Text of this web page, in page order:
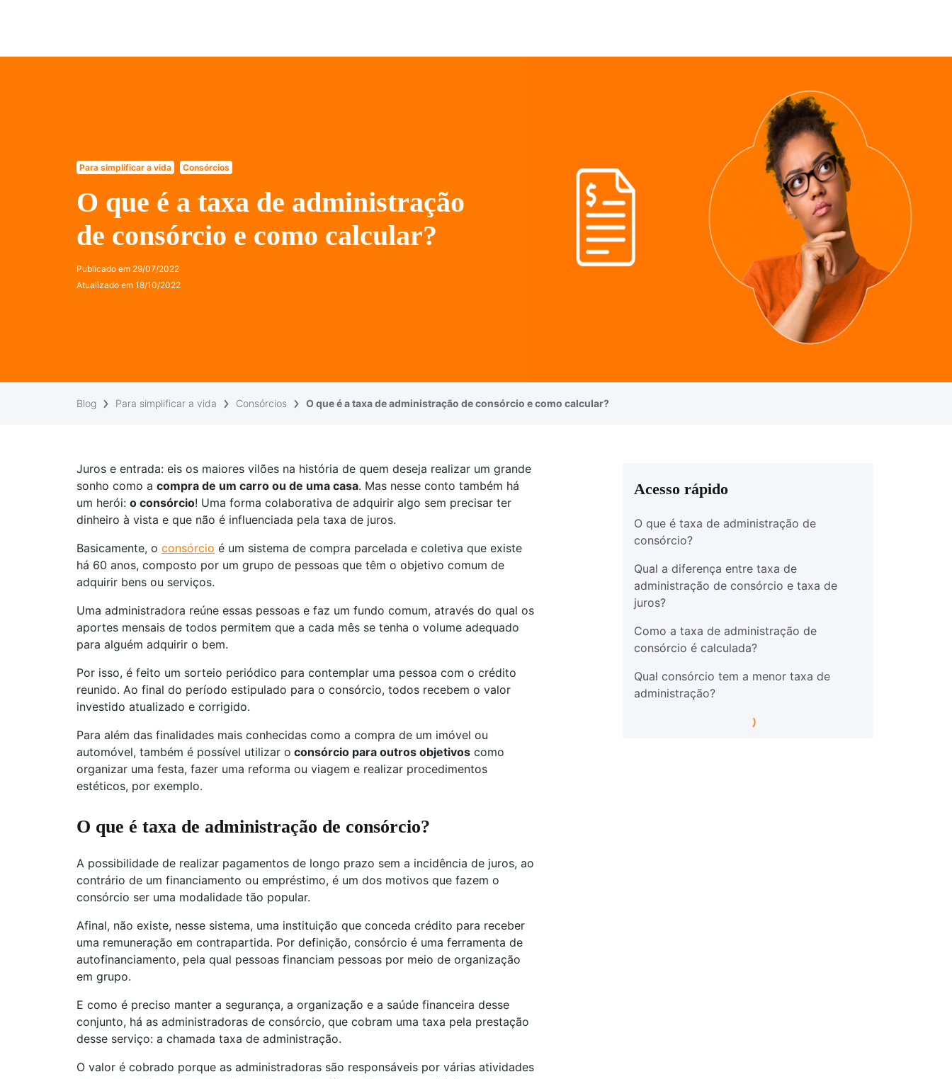
Para simplificar a vida Consórcios
O que é a taxa de administração
de consórcio e como calcular?
Publicado em 29/07/2022
Atualizado em 18/10/2022
Blog Para simplificar a vida Consórcios O que é a taxa de administração de consórcio e como calcular?
Juros e entrada: eis os maiores vilões na história de quem deseja realizar um grande
sonho como a compra de um carro ou de uma casa. Mas nesse conto também há
um herói: o consórcio! Uma forma colaborativa de adquirir algo sem precisar ter
dinheiro à vista e que não é influenciada pela taxa de juros.
Basicamente, o consórcio é um sistema de compra parcelada e coletiva que existe
há 60 anos, composto por um grupo de pessoas que têm o objetivo comum de
adquirir bens ou serviços.
Uma administradora reúne essas pessoas e faz um fundo comum, através do qual os
aportes mensais de todos permitem que a cada mês se tenha o volume adequado
para alguém adquirir o bem.
Por isso, é feito um sorteio periódico para contemplar uma pessoa com o crédito
reunido. Ao final do período estipulado para o consórcio, todos recebem o valor
investido atualizado e corrigido.
Para além das finalidades mais conhecidas como a compra de um imóvel ou
automóvel, também é possível utilizar o consórcio para outros objetivos como
organizar uma festa, fazer uma reforma ou viagem e realizar procedimentos
estéticos, por exemplo.
O que é taxa de administração de consórcio?
A possibilidade de realizar pagamentos de longo prazo sem a incidência de juros, ao
contrário de um financiamento ou empréstimo, é um dos motivos que fazem o
consórcio ser uma modalidade tão popular.
Afinal, não existe, nesse sistema, uma instituição que conceda crédito para receber
uma remuneração em contrapartida. Por definição, consórcio é uma ferramenta de
autofinanciamento, pela qual pessoas financiam pessoas por meio de organização
em grupo.
E como é preciso manter a segurança, a organização e a saúde financeira desse
conjunto, há as administradoras de consórcio, que cobram uma taxa pela prestação
desse serviço: a chamada taxa de administração.
O valor é cobrado porque as administradoras são responsáveis por várias atividades
Acesso rápido
O que é taxa de administração de
consórcio?
Qual a diferença entre taxa de
administração de consórcio e taxa de
juros?
Como a taxa de administração de
consórcio é calculada?
Qual consórcio tem a menor taxa de
administração?